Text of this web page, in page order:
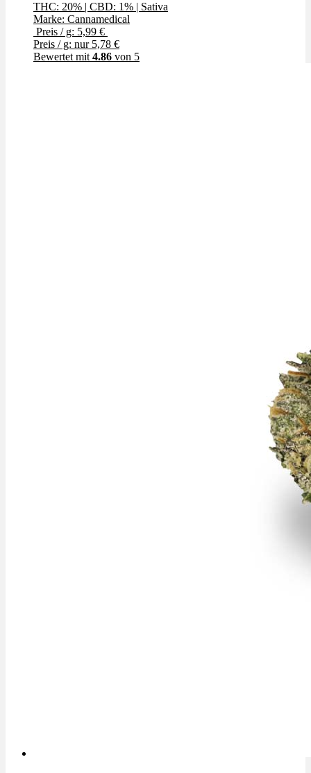
THC: 20% | CBD: 1% | Sativa
Marke: Cannamedical
Preis / g: 5,99 €
Preis / g: nur 5,78 €
Bewertet mit 4.86 von 5